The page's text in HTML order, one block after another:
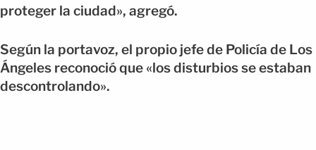
proteger la ciudad», agregó.
Según la portavoz, el propio jefe de Policía de Los
Ángeles reconoció que «los disturbios se estaban
descontrolando».